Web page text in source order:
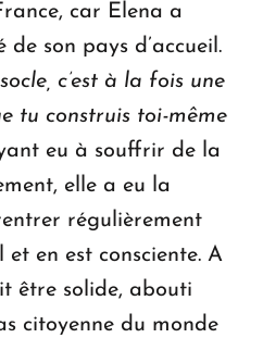
car Elena a
son pays d’accueil.
c’est à la fois une
tu construis toi-même
eu à souffrir de la
elle a eu la
régulièrement
en est consciente. A
être solide, abouti
citoyenne du monde